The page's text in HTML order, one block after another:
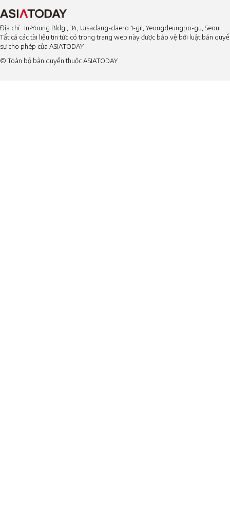
Địa chỉ : In-Young Bldg., 34, Uisadang-daero 1-gil, Yeongdeungpo-gu, Seoul
Tất cả các tài liệu tin tức có trong trang web này được bảo vệ bởi luật bản
sự cho phép của ASIATODAY
© Toàn bộ bản quyền thuộc ASIATODAY